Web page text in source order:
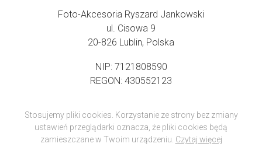
Foto-Akcesoria Ryszard Jankowski
ul. Cisowa 9
20-826 Lublin, Polska
NIP: 7121808590
REGON: 430552123
Stosujemy pliki cookies. Korzystanie ze strony bez zmiany
ustawień przeglądarki oznacza, że pliki cookies będą
zamieszczane w Twoim urządzeniu. Czytaj więcej